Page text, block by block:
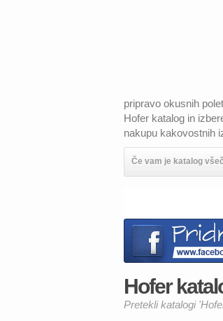
pripravo okusnih
Hofer katalog in
nakupu kakovostnih
Če vam je katalog
Hofer
Pretekli katalogi